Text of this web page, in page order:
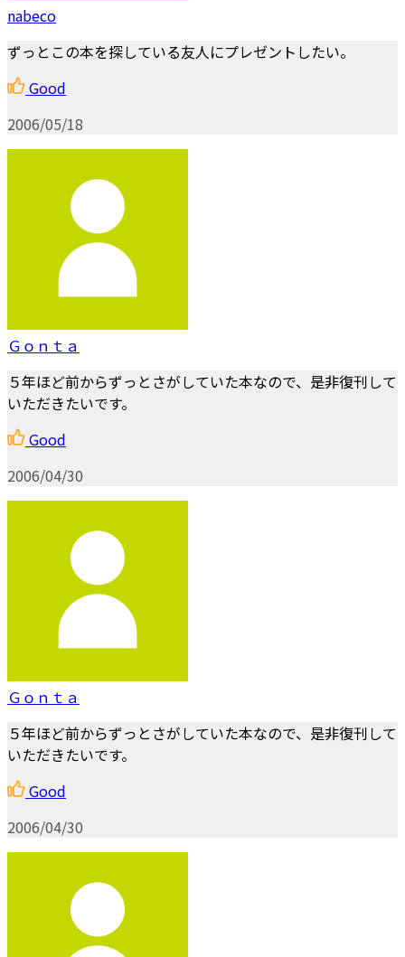
nabeco
ずっとこの本を探している友人にプレゼントしたい。
Good
2006/05/18
Ｇｏｎｔａ
５年ほど前からずっとさがしていた本なので、是非復刊して
いただきたいです。
Good
2006/04/30
Ｇｏｎｔａ
５年ほど前からずっとさがしていた本なので、是非復刊して
いただきたいです。
Good
2006/04/30